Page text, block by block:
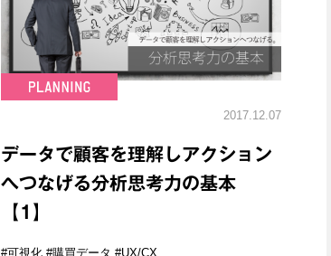
2017.12.07
データで顧客を理解しアクション
へつなげる分析思考力の基本
【1】
#可視化 #購買データ #UX/CX